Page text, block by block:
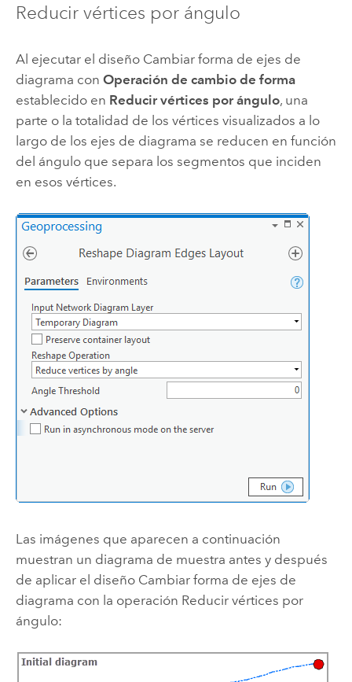
Reducir vértices por ángulo
Al ejecutar el diseño Cambiar forma de ejes de
diagrama con Operación de cambio de forma
establecido en Reducir vértices por ángulo, una
parte o la totalidad de los vértices visualizados a lo
largo de los ejes de diagrama se reducen en función
del ángulo que separa los segmentos que inciden
en esos vértices.
Las imágenes que aparecen a continuación
muestran un diagrama de muestra antes y después
de aplicar el diseño Cambiar forma de ejes de
diagrama con la operación Reducir vértices por
ángulo: